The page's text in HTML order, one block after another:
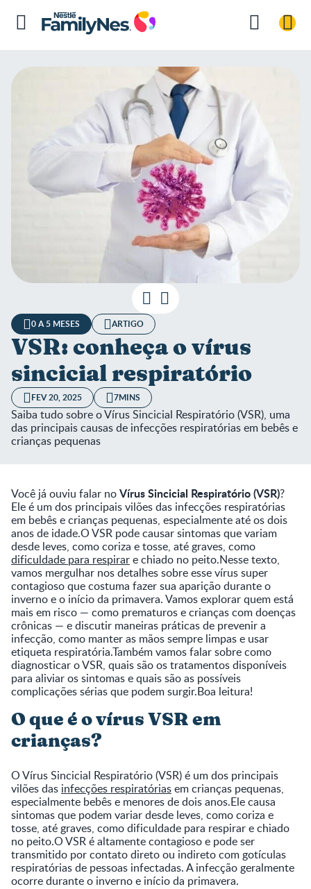
0 A 5 MESES ARTIGO
VSR: conheça o vírus
sincicial respiratório
FEV 20, 2025 7MINS
Saiba tudo sobre o Vírus Sincicial Respiratório (VSR), uma
das principais causas de infecções respiratórias em bebês e
crianças pequenas
Você já ouviu falar noVírus Sincicial Respiratório (VSR)?
Ele é um dos principais vilões das infecções respiratórias
em bebês e crianças pequenas, especialmente até os dois
anos de idade.O VSR pode causar sintomas que variam
desde leves, como coriza e tosse, até graves, como
dificuldade para respirare chiado no peito.Nesse texto,
vamos mergulhar nos detalhes sobre esse vírus super
contagioso que costuma fazer sua aparição durante o
inverno e o início da primavera. Vamos explorar quem está
mais em risco — como prematuros e crianças com doenças
crônicas — e discutir maneiras práticas de prevenir a
infecção, como manter as mãos sempre limpas e usar
etiqueta respiratória.Também vamos falar sobre como
diagnosticar o VSR, quais são os tratamentos disponíveis
para aliviar os sintomas e quais são as possíveis
complicações sérias que podem surgir.Boa leitura!
O que é o vírus VSR em
crianças?
O Vírus Sincicial Respiratório (VSR) é um dos principais
vilões das infecções respiratóriasem crianças pequenas,
especialmente bebês e menores de dois anos.Ele causa
sintomas que podem variar desde leves, como coriza e
tosse, até graves, como dificuldade para respirar e chiado
no peito.O VSR é altamente contagioso e pode ser
transmitido por contato direto ou indireto com gotículas
respiratórias de pessoas infectadas. A infecção geralmente
ocorre durante o inverno e início da primavera.